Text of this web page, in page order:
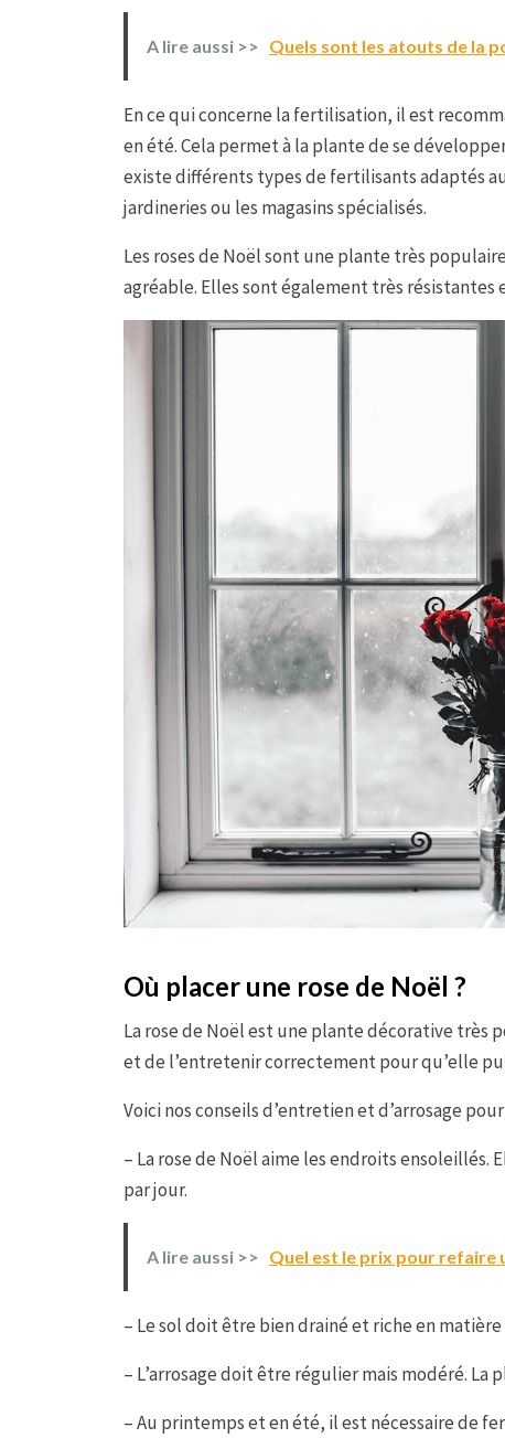
A lire aussi >> Quels sont les atouts de la
En ce qui concerne la fertilisation, il est
en été. Cela permet à la plante de se
existe différents types de fertilisants adaptés
jardineries ou les magasins spécialisés.
Les roses de Noël sont une plante très
agréable. Elles sont également très
Où placer une rose de Noël ?
La rose de Noël est une plante décorative très
et de l’entretenir correctement pour qu’elle
Voici nos conseils d’entretien et d’arrosage
– La rose de Noël aime les endroits ensoleillés.
par jour.
A lire aussi >> Quel est le prix pour refaire
– Le sol doit être bien drainé et riche en
– L’arrosage doit être régulier mais modéré.
– Au printemps et en été, il est nécessaire de